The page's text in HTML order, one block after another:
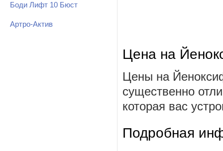
Боди Лифт 10 Бюст
Артро-Актив
Цена на
Цены на
существенно
которая вас
Подробная